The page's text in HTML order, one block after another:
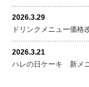
2026.3.29
ドリンクメニュー価格
2026.3.21
ハレの日ケーキ 新メ